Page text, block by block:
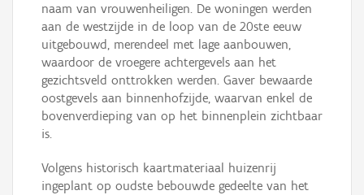
naam van vrouwenheiligen. De woningen werden
aan de westzijde in de loop van de 20ste eeuw
uitgebouwd, merendeel met lage aanbouwen,
waardoor de vroegere achtergevels aan het
gezichtsveld onttrokken werden. Gaver bewaarde
oostgevels aan binnenhofzijde, waarvan enkel de
bovenverdieping van op het binnenplein zichtbaar
is.
Volgens historisch kaartmateriaal huizenrij
ingeplant op oudste bebouwde gedeelte van het